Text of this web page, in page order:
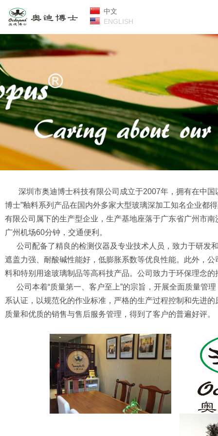
中文
ENGLISH
深圳市奥迪博士科技有限公司成立于2007年，拥有在中
博士”釉料系列产品在国内外多家大型玻璃深加工知名企业都
有限公司属下的生产型企业，生产基地座落于广东省广州市
广州机场60分钟，交通便利。
公司配备了精良的检测仪器及专业技术人员，致力于研发
遮盖力强、耐酸碱性能好，低膨胀系数等优良性能。此外，
料和特别用途玻璃制品等高科技产品。公司致力于环保理念
公司本着“质量第一、客户至上”的宗旨，开展全面质量管
系认证，以规范化的作业标准，严格的生产过程控制和先进
质量和优质的销售与售后服务管理，得到了客户的普遍好评。